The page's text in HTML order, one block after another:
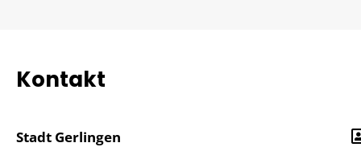
Kontakt
Stadt Gerlingen